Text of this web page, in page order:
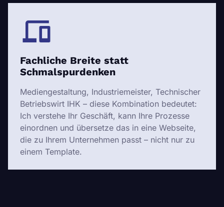
Fachliche Breite statt
Schmalspurdenken
Mediengestaltung, Industriemeister, Technischer
Betriebswirt IHK – diese Kombination bedeutet:
Ich verstehe Ihr Geschäft, kann Ihre Prozesse
einordnen und übersetze das in eine Webseite,
die zu Ihrem Unternehmen passt – nicht nur zu
einem Template.